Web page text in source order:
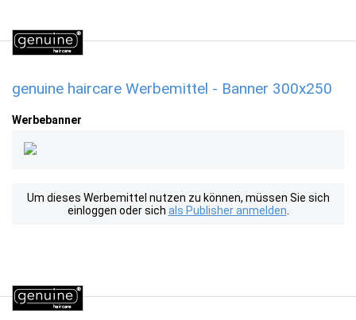
genuine haircare Werbemittel - Banner 300x250
Werbebanner
Um dieses Werbemittel nutzen zu können, müssen Sie sich
einloggen oder sich als Publisher anmelden